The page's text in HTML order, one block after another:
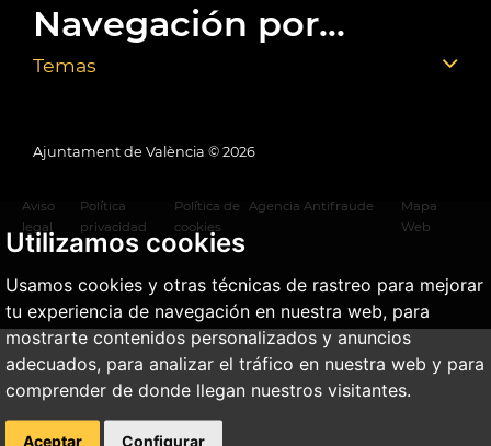
Utilizamos cookies
Usamos cookies y otras técnicas de rastreo para mejorar
tu experiencia de navegación en nuestra web, para
mostrarte contenidos personalizados y anuncios
adecuados, para analizar el tráfico en nuestra web y para
comprender de donde llegan nuestros visitantes.
Aceptar Configurar
Navegación por...
Temas
Ajuntament de València © 2026
Aviso
legal
Política
privacidad
Política de
cookies
Agencia Antifraude
Mapa
Web